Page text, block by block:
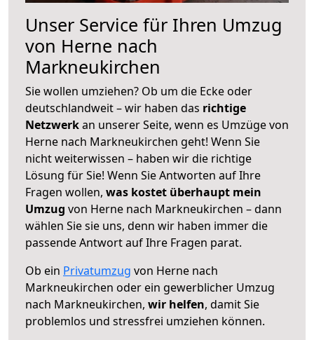
Unser Service für Ihren Umzug
von Herne nach
Markneukirchen
Sie wollen umziehen? Ob um die Ecke oder
deutschlandweit – wir haben das richtige
Netzwerkan unserer Seite, wenn es Umzüge von
Herne nach Markneukirchen geht! Wenn Sie
nicht weiterwissen – haben wir die richtige
Lösung für Sie! Wenn Sie Antworten auf Ihre
Fragen wollen, was kostet überhaupt mein
Umzug von Herne nach Markneukirchen – dann
wählen Sie sie uns, denn wir haben immer die
passende Antwort auf Ihre Fragen parat.
Ob ein Privatumzug von Herne nach
Markneukirchen oder ein gewerblicher Umzug
nach Markneukirchen, wir helfen, damit Sie
problemlos und stressfrei umziehen können.